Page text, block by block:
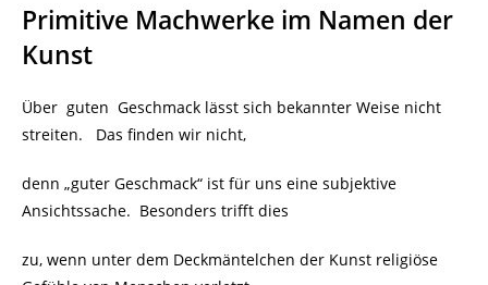
Primitive Machwerke im Namen der
Kunst
Über guten Geschmack lässt sich bekannter Weise nicht
streiten. Das finden wir nicht,
denn „guter Geschmack“ ist für uns eine subjektive
Ansichtssache. Besonders trifft dies
zu, wenn unter dem Deckmäntelchen der Kunst religiöse